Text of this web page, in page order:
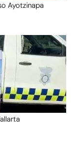
Ayotzinapa